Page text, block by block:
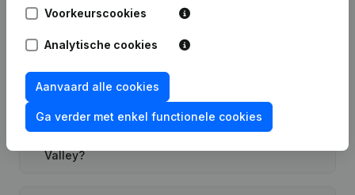
Veelgestelde vragen
Valley?
Voorkeurscookies
Analytische cookies
Aanvaard alle cookies
Ga verder met enkel functionele cookies